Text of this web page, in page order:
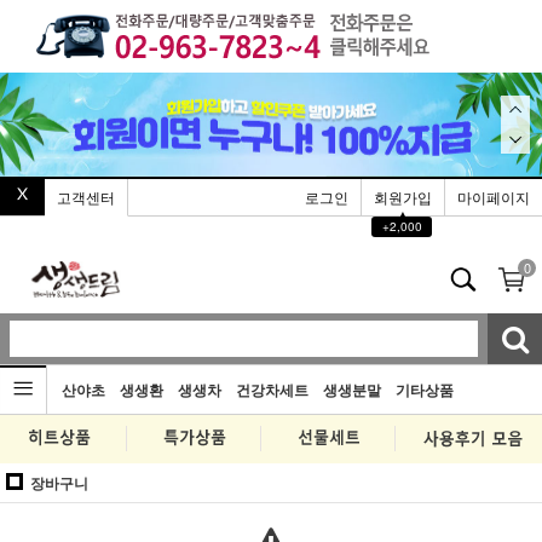
고객센터 로그인 회원가입
▲
+2,000
마이페이지
0
산야초 생생환 생생차 건강차세트 생생분말 기타상품
장바구니